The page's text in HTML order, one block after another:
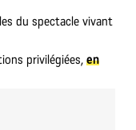
du spectacle vivant
privilégiées,en